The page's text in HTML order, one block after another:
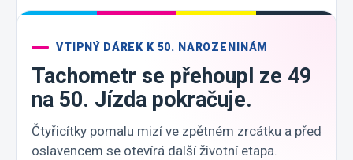
VTIPNÝ DÁREK K 50. NAROZENINÁM
Tachometr se přehoupl ze 49
na 50. Jízda pokračuje.
Čtyřicítky pomalu mizí ve zpětném zrcátku a před
oslavencem se otevírá další životní etapa.